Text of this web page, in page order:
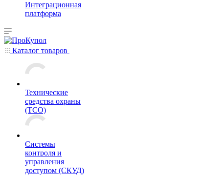
Интеграционная
платформа
Каталог товаров
Технические
средства охраны
(ТСО)
Системы
контроля и
управления
доступом (СКУД)